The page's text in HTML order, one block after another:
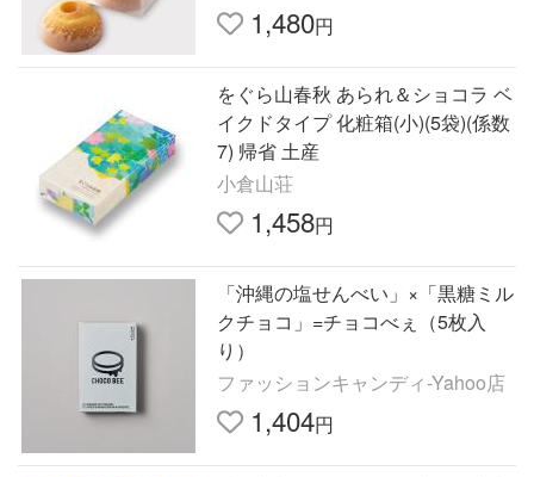
1,480円
をぐら山春秋 あられ＆ショコラ ベ
イクドタイプ 化粧箱(小)(5袋)(係数
7) 帰省 土産
小倉山荘
1,458円
「沖縄の塩せんべい」×「黒糖ミル
クチョコ」=チョコべぇ（5枚入
り）
ファッションキャンディ-Yahoo店
1,404円